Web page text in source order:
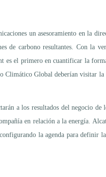
un asesoramiento en la
de carbono resultantes. Con la
es el primero en cuantificar la
Climático Global deberían visitar la
a los resultados del negocio de
en relación a la energía.
la agenda para definir